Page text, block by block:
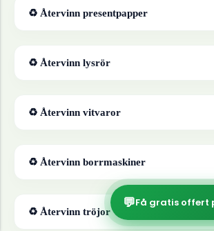
♻ Återvinn presentpapper
♻ Återvinn lysrör
♻ Återvinn vitvaror
♻ Återvinn borrmaskiner
♻ Återvinn tröjor
💬Få gratis offert